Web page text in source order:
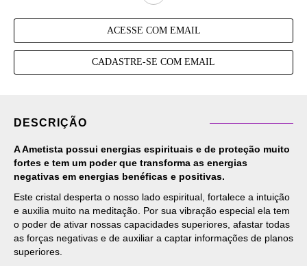
ACESSE COM EMAIL
CADASTRE-SE COM EMAIL
DESCRIÇÃO
AAmetista possui energias espirituais e de proteção muito
fortes e tem um poder que transforma as energias
negativas em energias benéficas e positivas.
Este cristal desperta o nosso lado espiritual, fortalece a intuição
e auxilia muito na meditação. Por sua vibração especial ela tem
o poder de ativar nossas capacidades superiores, afastar todas
as forças negativas e de auxiliar a captar informações de planos
superiores.